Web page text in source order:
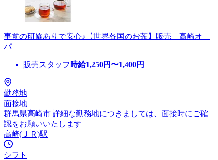
事前の研修ありで安心♪【世界各国のお茶】販売 高崎オー
パ
販売スタッフ 時給1,250円〜1,400円
勤務地
面接地
群馬県高崎市 詳細な勤務地につきましては、面接時にご確
認をお願いいたします
高崎(ＪＲ)駅
シフト